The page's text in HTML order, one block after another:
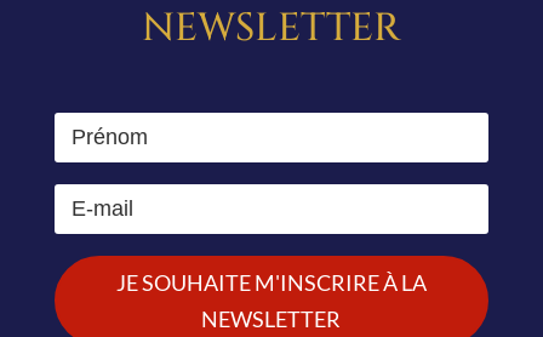
NEWSLETTER
JE SOUHAITE M'INSCRIRE À LA
NEWSLETTER